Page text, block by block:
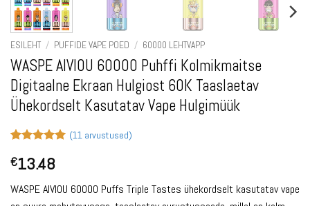
ESILEHT / PUFFIDE VAPE POED / 60000 LEHTVAPP
WASPE AIVIOU 60000 Puhffi Kolmikmaitse
Digitaalne Ekraan Hulgiost 60K Taaslaetav
Ühekordselt Kasutatav Vape Hulgimüük
5/5kliendi
hinnangu
põhjal
(11arvustused)
€13.48
WASPE AIVIOU 60000 Puffs Triple Tastes ühekordselt kasutatav vape